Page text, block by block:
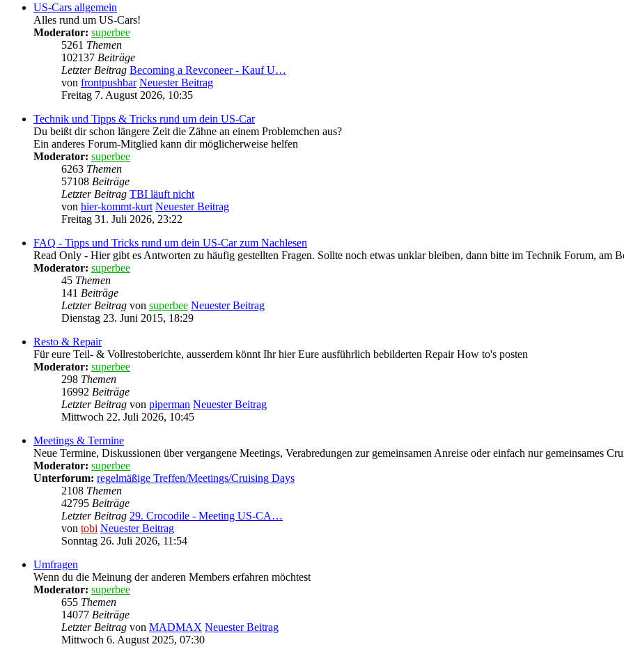
US-Cars allgemein
Alles rund um US-Cars!
Moderator: superbee
5261 Themen
102137 Beiträge
Letzter Beitrag Becoming a Revconeer - Kauf U…
von frontpushbar Neuester Beitrag
Freitag 7. August 2026, 10:35
Technik und Tipps & Tricks rund um dein US-Car
Du beißt dir schon längere Zeit die Zähne an einem Problemchen aus?
Ein anderes Forum-Mitglied kann dir möglicherweise helfen
Moderator: superbee
6263 Themen
57108 Beiträge
Letzter Beitrag TBI läuft nicht
von hier-kommt-kurt Neuester Beitrag
Freitag 31. Juli 2026, 23:22
FAQ - Tipps und Tricks rund um dein US-Car zum Nachlesen
Read Only - Hier gibt es Antworten zu häufig gestellten Fragen. Sollte noch etwas unklar bleiben, dann bitte im Technik Forum, am
Moderator: superbee
45 Themen
141 Beiträge
Letzter Beitrag von superbee Neuester Beitrag
Dienstag 23. Juni 2015, 18:29
Resto & Repair
Für eure Teil- & Vollrestoberichte, ausserdem könnt Ihr hier Eure ausführlich bebilderten Repair How to's posten
Moderator: superbee
298 Themen
16992 Beiträge
Letzter Beitrag von piperman Neuester Beitrag
Mittwoch 22. Juli 2026, 10:45
Meetings & Termine
Neue Termine, Diskussionen über vergangene Meetings, Verabredungen zur gemeinsamen Anreise oder einfach nur gemeinsames
Moderator: superbee
Unterforum: regelmäßige Treffen/Meetings/Cruising Days
2108 Themen
42795 Beiträge
Letzter Beitrag 29. Crocodile - Meeting US-CA…
von tobi Neuester Beitrag
Sonntag 26. Juli 2026, 11:54
Umfragen
Wenn du die Meinung der anderen Members erfahren möchtest
Moderator: superbee
655 Themen
14077 Beiträge
Letzter Beitrag von MADMAX Neuester Beitrag
Mittwoch 6. August 2025, 07:30